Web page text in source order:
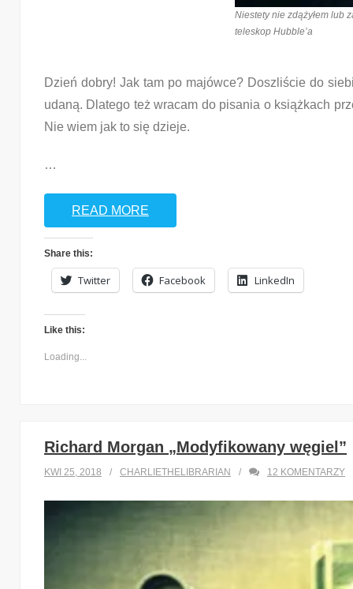
Niestety nie zdążyłem lub
teleskop Hubble’a
Dzień dobry! Jak tam po majówce? Doszliście do
udaną. Dlatego też wracam do pisania o książkach
Nie wiem jak to się dzieje.
…
READ MORE
Share this:
Twitter Facebook LinkedIn
Like this:
Loading...
Richard Morgan „Modyfikowany węgiel”
KWI 25, 2018 CHARLIETHELIBRARIAN 12 KOMENTARZY